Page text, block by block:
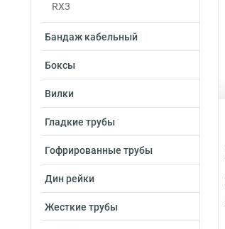
RX3
Бандаж кабельный
Боксы
Вилки
Гладкие трубы
Гофрированные трубы
Дин рейки
Жесткие трубы